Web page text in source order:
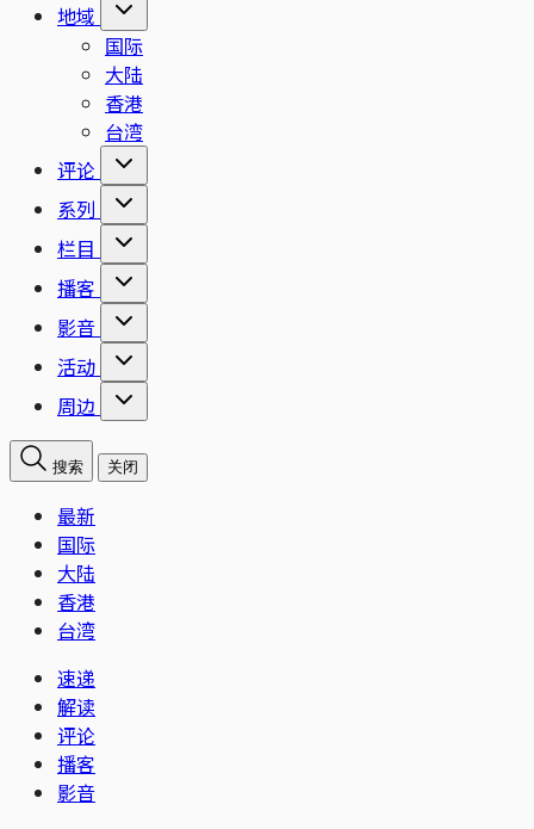
地域
国际
大陆
香港
台湾
评论
系列
栏目
播客
影音
活动
周边
搜索 关闭
最新
国际
大陆
香港
台湾
速递
解读
评论
播客
影音